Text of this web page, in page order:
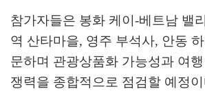
참가자들은 봉화 케이 -베트남 밸
역 산타마을, 영주 부석사, 안동
문하며 관광상품화 가능성과 여행
쟁력을 종합적으로 점검할 예정